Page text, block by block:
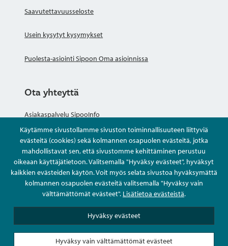
Käytämme sivustollamme sivuston toiminnallisuuteen liittyviä
evästeitä (cookies) sekä kolmannen osapuolen evästeitä, jotka
mahdollistavat sen, että sivustomme kehittäminen perustuu
oikeaan käyttäjätietoon. Valitsemalla "Hyväksy evästeet", hyväksyt
kaikkien evästeiden käytön. Voit myös selata sivustoa hyväksymättä
kolmannen osapuolen evästeitä valitsemalla "Hyväksy vain
välttämättömät evästeet". Lisätietoa evästeistä.
Hyväksy evästeet
Hyväksy vain välttämättömät evästeet
Saavutettavuusseloste
Usein kysytyt kysymykset
Puolesta-asiointi Sipoon Oma asioinnissa
Ota yhteyttä
Asiakaspalvelu SipooInfo
Anna palautetta nimettömästi
Kysy tai asioi
Yhteystiedot